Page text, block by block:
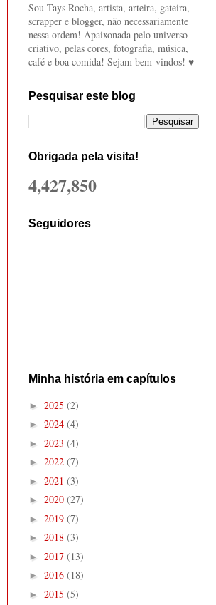
Sou Tays Rocha, artista, arteira, gateira,
scrapper e blogger, não necessariamente
nessa ordem! Apaixonada pelo universo
criativo, pelas cores, fotografia, música,
café e boa comida! Sejam bem-vindos! ♥
Pesquisar este blog
Obrigada pela visita!
4,427,850
Seguidores
Minha história em capítulos
► 2025 (2)
► 2024 (4)
► 2023 (4)
► 2022 (7)
► 2021 (3)
► 2020 (27)
► 2019 (7)
► 2018 (3)
► 2017 (13)
► 2016 (18)
► 2015 (5)